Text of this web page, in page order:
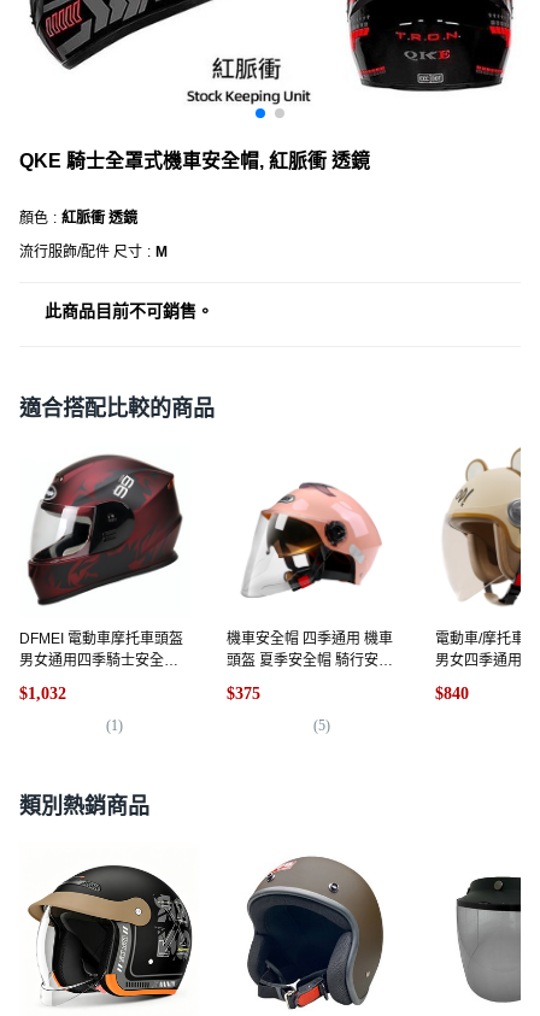
QKE 騎士全罩式機車安全帽, 紅脈衝 透鏡
顏色 : 紅脈衝 透鏡
流行服飾/配件 尺寸 : M
此商品目前不可銷售。
適合搭配比較的商品
DFMEI 電動車摩托車頭盔
男女通用四季騎士安全帽
無圍脖全盔, 啞暗紅/99黑
$1,032
(1)
機車安全帽 四季通用 機車
頭盔 夏季安全帽 騎行安全
帽 防曬安全帽, 雙鏡櫻花粉
高畫質鏡片
$375
(5)
電動車/摩托車
男女四季通用
機車安全帽, 熊耳 卡
PAINT 長鏡
$840
類別熱銷商品